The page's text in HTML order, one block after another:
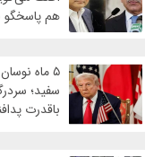
هم
۵ ماه
سفید؛
باقدرت